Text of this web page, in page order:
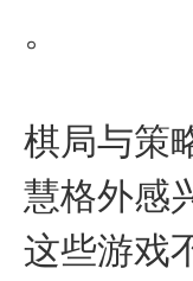
。
棋局与策
慧格外感
这些游戏